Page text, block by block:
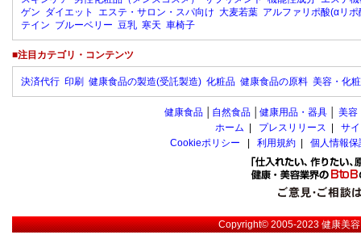
ゲン ダイエット エステ・サロン・スパ向け 大麦若葉 アルファリポ酸(αリポ
テイン ブルーベリー 豆乳 寒天 車椅子
■注目カテゴリ・コンテンツ
決済代行 印刷 健康食品の製造(受託製造) 化粧品 健康食品の原料 美容・化
健康食品 自然食品 健康用品・器具 美容
ホーム
プレスリリース
サ
Cookieポリシー
利用規約 個人情報
Copyright© 2005-2023健康美